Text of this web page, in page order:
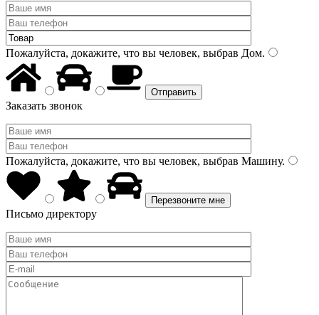
Пожалуйста, докажите, что вы человек, выбрав Дом.
Заказать звонок
Пожалуйста, докажите, что вы человек, выбрав Машину.
Письмо директору